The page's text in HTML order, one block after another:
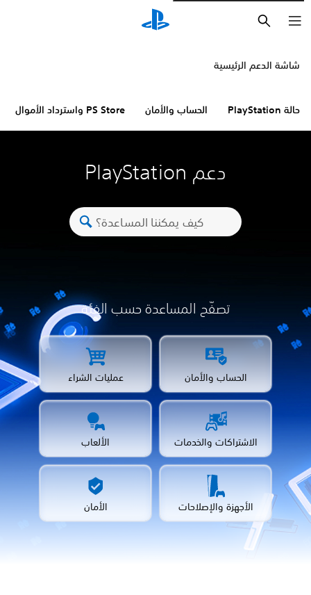
شاشة الدعم الرئيسية
حالة PlayStation الحساب والأمان PS Store واسترداد الأموال
دعم PlayStation
تصفّح المساعدة حسب الفئة
الحساب والأمان عمليات الشراء
الاشتراكات والخدمات الألعاب
الأجهزة والإصلاحات الأمان